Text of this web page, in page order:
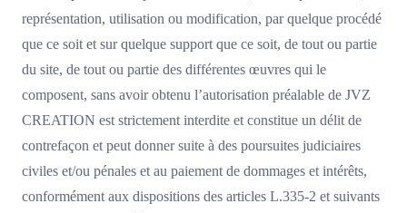
représentation, utilisation ou modification, par quelque procédé
que ce soit et sur quelque support que ce soit, de tout ou partie
du site, de tout ou partie des différentes œuvres qui le
composent, sans avoir obtenu l’autorisation préalable de JVZ
CREATION est strictement interdite et constitue un délit de
contrefaçon et peut donner suite à des poursuites judiciaires
civiles et/ou pénales et au paiement de dommages et intérêts,
conformément aux dispositions des articles L.335-2 et suivants